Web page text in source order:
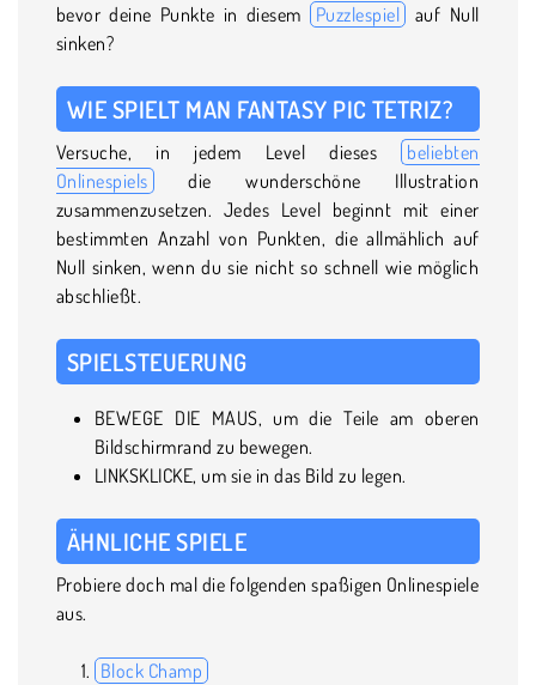
bevor deine Punkte in diesem
Puzzlespiel
auf Null
sinken?
WIE SPIELT MAN FANTASY PIC TETRIZ?
Versuche, in jedem Level dieses beliebten
Onlinespiels die wunderschöne Illustration
zusammenzusetzen. Jedes Level beginnt mit einer
bestimmten Anzahl von Punkten, die allmählich auf
Null sinken, wenn du sie nicht so schnell wie möglich
abschließt.
SPIELSTEUERUNG
BEWEGE DIE MAUS, um die Teile am oberen
Bildschirmrand zu bewegen.
LINKSKLICKE, um sie in das Bild zu legen.
ÄHNLICHE SPIELE
Probiere doch mal die folgenden spaßigen Onlinespiele
aus.
Block Champ